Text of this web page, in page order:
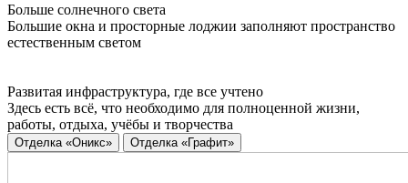
Больше солнечного света
Большие окна и просторные лоджии заполняют пространство
естественным светом
Развитая инфраструктура, где все учтено
Здесь есть всё, что необходимо для полноценной жизни,
работы, отдыха, учёбы и творчества
Отделка «Оникс» Отделка «Графит»